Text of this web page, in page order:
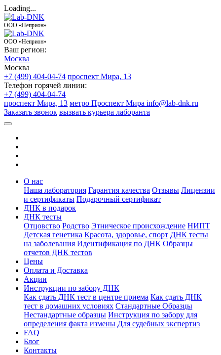
Loading...
ООО «Неприон»
ООО «Неприон»
Ваш регион:
Москва
Москва
+7 (499) 404-04-74 проспект Мира, 13
Телефон горячей линии:
+7 (499) 404-04-74
проспект Мира, 13 метро Проспект Мира info@lab-dnk.ru
Заказать звонок вызвать курьера лаборанта
О нас
Наша лаборатория Гарантия качества Отзывы Лицензии
и сертификаты Подарочный сертификат
ДНК в подарок
ДНК тесты
Отцовство Родство Этническое происхождение НИПТ
Детская генетика Красота, здоровье, спорт ДНК тесты
на заболевания Идентификация по ДНК Образцы
отчетов ДНК тестов
Цены
Оплата и Доставка
Акции
Инструкции по забору ДНК
Как сдать ДНК тест в центре приема Как сдать ДНК
тест в домашних условиях Стандартные Образцы
Нестандартные образцы Инструкция по забору для
определения факта измены Для судебных экспертиз
FAQ
Блог
Контакты